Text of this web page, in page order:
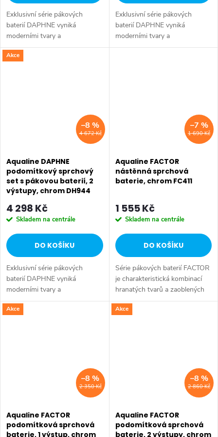
Exklusivní série pákových
baterií DAPHNE vyniká
moderními tvary a
minimalistickým designem.
Typickým znakem série je
Exklusivní série pákových
baterií DAPHNE vyniká
moderními tvary a
minimalistickým designem.
Akce
4 672 Kč
–8 %
Aqualine DAPHNE
podomítkový sprchový
set s pákovou baterií, 2
výstupy, chrom DH944
4 298 Kč
Skladem na centrále
DO KOŠÍKU
Exklusivní série pákových
baterií DAPHNE vyniká
moderními tvary a
minimalistickým designem.
Typickým znakem série je
1 690 Kč
–7 %
Aqualine FACTOR
nástěnná sprchová
baterie, chrom FC411
1 555 Kč
Skladem na centrále
DO KOŠÍKU
Série pákových baterií FACTOR
je charakteristická kombinací
hranatých tvarů a zaoblených
rohů. Série: FACTOR • Šířka:
215 mm • Výška: 118 mm •
Akce
2 350 Kč
–8 %
Aqualine FACTOR
podomítková sprchová
baterie, 1 výstup, chrom
Akce
2 860 Kč
–8 %
Aqualine FACTOR
podomítková sprchová
baterie, 2 výstupy, chrom